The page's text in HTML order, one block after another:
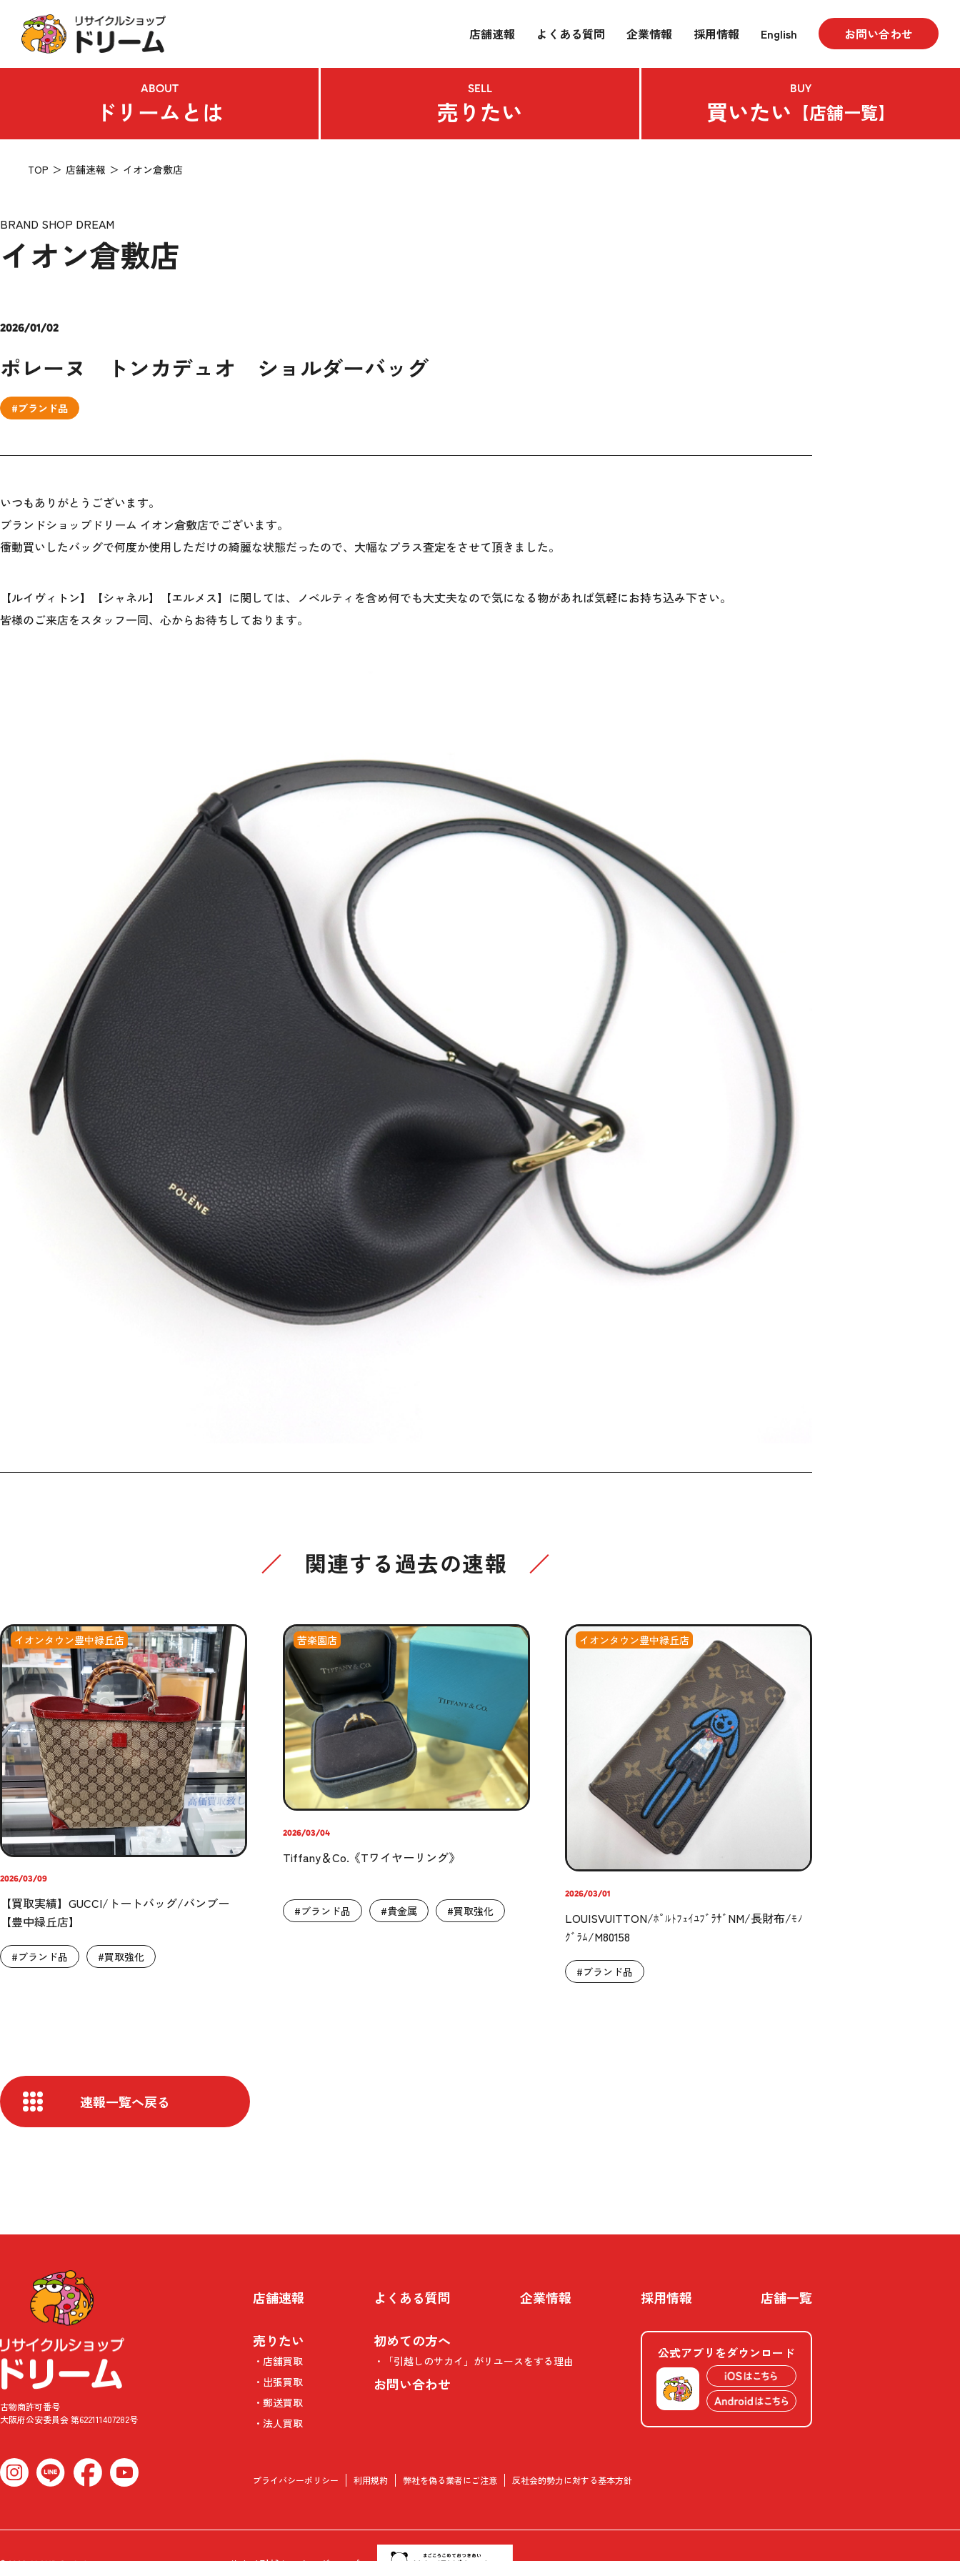
店舗速報 よくある質問 企業情報 採用情報 English お問い合わせ
ABOUT
ドリームとは
SELL
売りたい
BUY
買いたい 【店舗一覧】
TOP 店舗速報 イオン倉敷店
BRAND SHOP DREAM
イオン倉敷店
2026/01/02
ポレーヌ トンカデュオ ショルダーバッグ
#ブランド品
いつもありがとうございます。
ブランドショップドリーム イオン倉敷店でございます。
衝動買いしたバッグで何度か使用しただけの綺麗な状態だったので、大幅なプラス査定をさせて頂きました。
【ルイヴィトン】【シャネル】【エルメス】に関しては、ノベルティを含め何でも大丈夫なので気になる物があれば気軽にお持ち込み下さい。
皆様のご来店をスタッフ一同、心からお待ちしております。
関連する過去の速報
イオンタウン豊中緑丘店
2026/03/09
【買取実績】GUCCI/トートバッグ/バンブー
【豊中緑丘店】
#ブランド品 #買取強化
苦楽園店
2026/03/04
Tiffany＆Co.《Tワイヤーリング》
#ブランド品 #貴金属 #買取強化
イオンタウン豊中緑丘店
2026/03/01
LOUISVUITTON/ﾎﾟﾙﾄﾌｪｲﾕﾌﾞﾗｻﾞNM/長財布/ﾓﾉ
ｸﾞﾗﾑ/M80158
#ブランド品
速報一覧へ戻る
古物商許可番号
大阪府公安委員会 第622111407282号
店舗速報 よくある質問 企業情報
売りたい
店舗買取
出張買取
郵送買取
法人買取
初めての方へ
「引越しのサカイ」がリユースをする理由
お問い合わせ
採用情報 店舗一覧
プライバシーポリシー 利用規約 弊社を偽る業者にご注意 反社会的勢力に対する基本方針
公式アプリをダウンロード